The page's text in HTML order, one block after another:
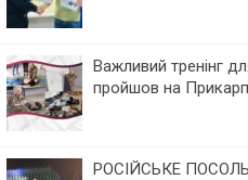
Важливий тренінг
пройшов на
РОСІЙСЬКЕ